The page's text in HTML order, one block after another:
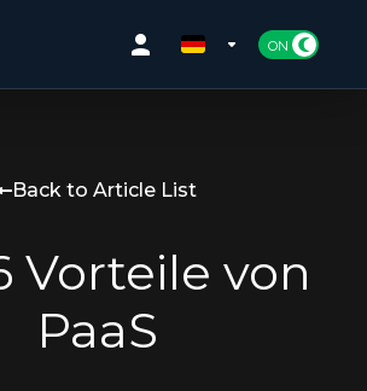
Back to Article List
Vorteile von
PaaS